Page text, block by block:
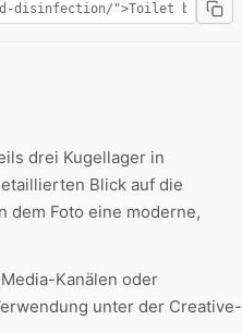
drei Kugellager in
Blick auf die
dem Foto eine moderne,
Kanälen oder
unter der Creative-